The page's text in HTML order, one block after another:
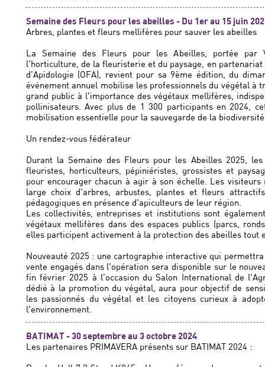
Semaine des Fleurs pour les abeilles - Du 1er au 15 juin
Arbres, plantes et fleurs mellifères pour sauver les abeilles
La Semaine des Fleurs pour les Abeilles, portée par
l'horticulture, de la fleuristerie et du paysage, en
d'Apidologie (OFA), revient pour sa 9ème édition, du
événement annuel mobilise les professionnels du végétal à
grand public à l'importance des végétaux mellifères,
pollinisateurs. Avec plus de 1 300 participants en 2024,
mobilisation essentielle pour la sauvegarde de la
Un rendez-vous fédérateur
Durant la Semaine des Fleurs pour les Abeilles 2025,
fleuristes, horticulteurs, pépiniéristes, grossistes et
pour encourager chacun à agir à son échelle. Les
large choix d'arbres, arbustes, plantes et fleurs
pédagogiques en présence d'apiculteurs de leur région.
Les collectivités, entreprises et institutions sont
végétaux mellifères dans des espaces publics (parcs,
elles participent activement à la protection des abeilles tout
Nouveauté 2025 : une cartographie interactive qui
vente engagés dans l'opération sera disponible sur le
fin février 2025 à l'occasion du Salon International de
dédié à la promotion du végétal, aura pour objectif de
les passionnés du végétal et les citoyens curieux à
l'environnement.
BATIMAT - 30 septembre au 3 octobre 2024
Les partenaires PRIMAVERA présents sur BATIMAT 2024 :